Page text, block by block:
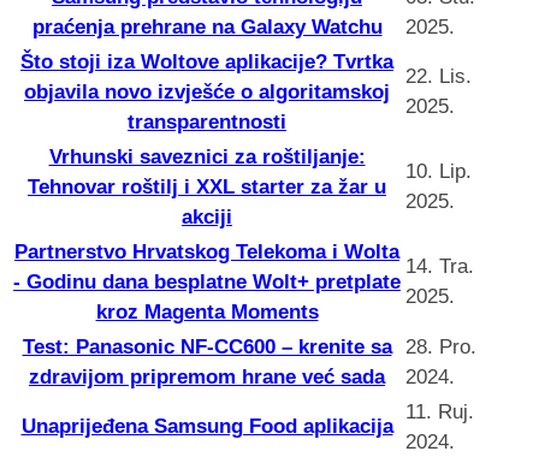
praćenja prehrane na Galaxy Watchu
2025.
Što stoji iza Woltove aplikacije? Tvrtka
objavila novo izvješće o algoritamskoj
transparentnosti
22. Lis.
2025.
Vrhunski saveznici za roštiljanje:
Tehnovar roštilj i XXL starter za žar u
akciji
10. Lip.
2025.
Partnerstvo Hrvatskog Telekoma i Wolta
- Godinu dana besplatne Wolt+ pretplate
kroz Magenta Moments
14. Tra.
2025.
Test: Panasonic NF-CC600 – krenite sa
zdravijom pripremom hrane već sada
28. Pro.
2024.
Unaprijeđena Samsung Food aplikacija
11. Ruj.
2024.